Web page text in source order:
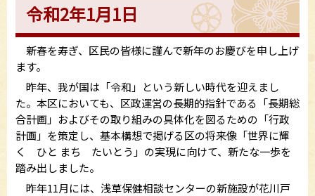
令和2年1月1日
新春を寿ぎ、区民の皆様に謹んで新年のお慶びを申し上げ
ます。
昨年、我が国は「令和」という新しい時代を迎えまし
た。本区においても、区政運営の長期的指針である「長期総
合計画」およびその取り組みの具体化を図るための「行政
計画」を策定し、基本構想で掲げる区の将来像「世界に輝
く ひと まち たいとう」の実現に向けて、新たな一歩を
踏み出しました。
昨年11月には、浅草保健相談センターの新施設が花川戸